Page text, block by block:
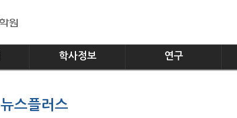
학사정보
교과과정
연구
뉴스플러스